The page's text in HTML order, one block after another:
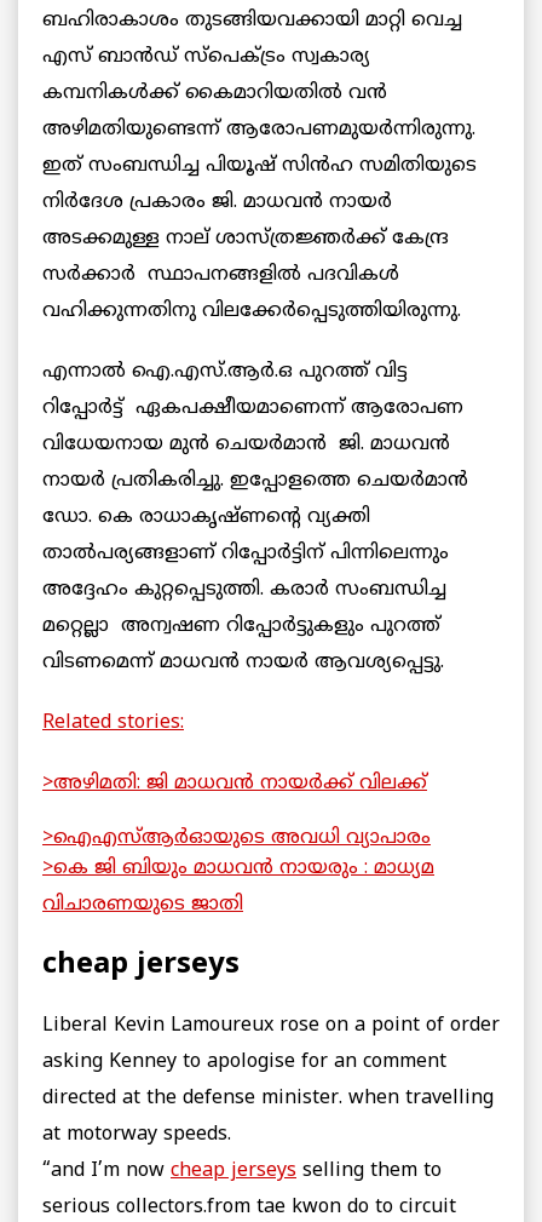
ബഹിരാകാശം തുടങ്ങിയവക്കായി മാറ്റി വെച്ച
എസ് ബാന്‍ഡ് സ്പെക്ട്രം സ്വകാര്യ
കമ്പനികള്‍ക്ക് കൈമാറിയതില്‍ വന്‍
അഴിമതിയുണ്ടെന്ന് ആരോപണമുയര്‍ന്നിരുന്നു.
ഇത് സംബന്ധിച്ച പിയൂഷ് സിന്‍ഹ സമിതിയുടെ
നിര്‍ദേശ പ്രകാരം ജി. മാധവന്‍ നായര്‍
അടക്കമുള്ള നാല് ശാസ്ത്രജ്ഞര്‍ക്ക് കേന്ദ്ര
സര്‍ക്കാര്‍ സ്ഥാപനങ്ങളില്‍ പദവികള്‍
വഹിക്കുന്നതിനു വിലക്കേര്‍പ്പെടുത്തിയിരുന്നു.
എന്നാല്‍ ഐ.എസ്.ആര്‍.ഒ പുറത്ത് വിട്ട
റിപ്പോര്‍ട്ട് ഏകപക്ഷീയമാണെന്ന് ആരോപണ
വിധേയനായ മുന്‍ ചെയര്‍മാന്‍ ജി. മാധവന്‍
നായര്‍ പ്രതികരിച്ചു. ഇപ്പോളത്തെ ചെയര്‍മാന്‍
ഡോ. കെ രാധാകൃഷ്ണന്റെ വ്യക്തി
താല്‍പര്യങ്ങളാണ് റിപ്പോര്‍ട്ടിന് പിന്നിലെന്നും
അദ്ദേഹം കുറ്റപ്പെടുത്തി. കരാര്‍ സംബന്ധിച്ച
മറ്റെല്ലാ അന്വഷണ റിപ്പോര്‍ട്ടുകളും പുറത്ത്
വിടണമെന്ന് മാധവന്‍ നായര്‍ ആവശ്യപ്പെട്ടു.
Related stories:
>അഴിമതി: ജി മാധവന്‍ നായര്‍ക്ക് വിലക്ക്
>ഐഎസ്ആര്‍ഓയുടെ അവധി വ്യാപാരം
>കെ ജി ബിയും മാധവന്‍ നായരും : മാധ്യമ
വിചാരണയുടെ ജാതി
cheap jerseys
Liberal Kevin Lamoureux rose on a point of order
asking Kenney to apologise for an comment
directed at the defense minister. when travelling
at motorway speeds.
“and I’m now cheap jerseys selling them to
serious collectors.from tae kwon do to circuit